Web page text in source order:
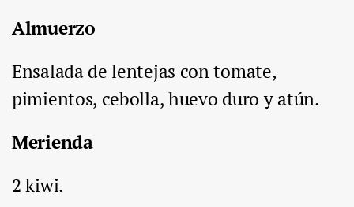
Almuerzo
Ensalada de lentejas con tomate,
pimientos, cebolla, huevo duro y atún.
Merienda
2 kiwi.